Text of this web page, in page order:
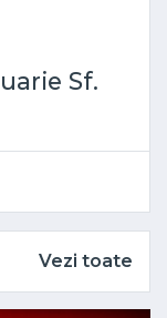
Sf.
Vezi toate